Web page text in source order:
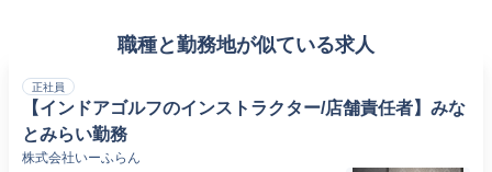
職種と勤務地が似ている求人
正社員
【インドアゴルフのインストラクター/店舗責任者】みな
とみらい勤務
株式会社いーふらん